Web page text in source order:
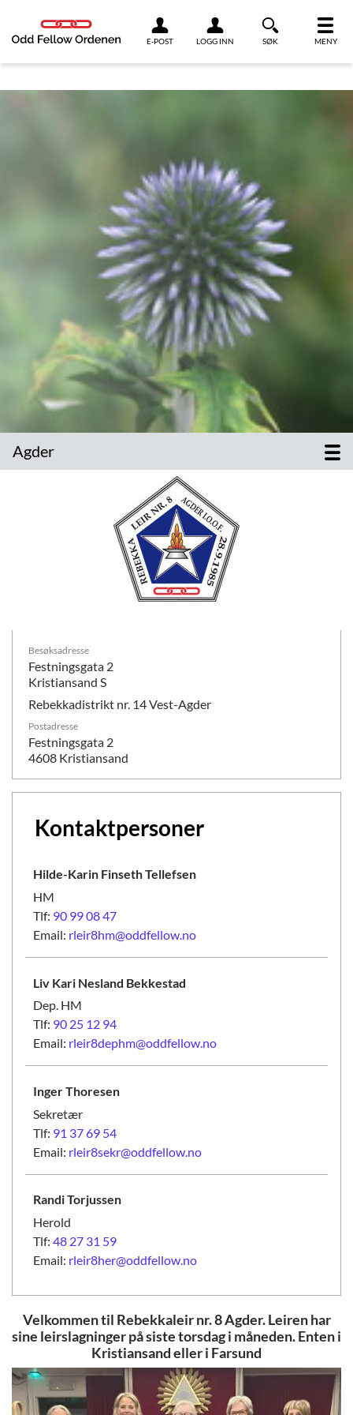
E-POST LOGG INN SØK MENY
Agder
Velkommen til Rebekkaleir nr. 8 Agder. Leiren har
sine leirslagninger på siste torsdag i måneden. Enten i
Kristiansand eller i Farsund
Besøksadresse
Festningsgata 2
Kristiansand S
Rebekkadistrikt nr. 14 Vest-Agder
Postadresse
Festningsgata 2
4608 Kristiansand
Kontaktpersoner
Hilde-Karin FinsethTellefsen
HM
Tlf: 90 99 08 47
Email: rleir8hm@oddfellow.no
Liv Kari Nesland Bekkestad
Dep. HM
Tlf: 90 25 12 94
Email: rleir8dephm@oddfellow.no
IngerThoresen
Sekretær
Tlf: 91 37 69 54
Email: rleir8sekr@oddfellow.no
RandiTorjussen
Herold
Tlf: 48 27 31 59
Email: rleir8her@oddfellow.no